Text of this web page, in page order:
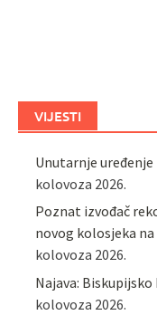
VIJESTI
Unutarnje
kolovoza 2026.
Poznat izvođač
novog kolosjeka
kolovoza 2026.
Najava:
kolovoza 2026.